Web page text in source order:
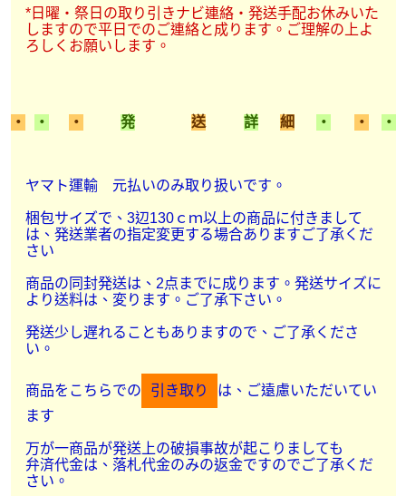
*日曜・祭日の取り引きナビ連絡・発送手配お休みいた
しますので平日でのご連絡と成ります。ご理解の上よ
ろしくお願いします。
・ ・ ・ 発 送 詳 細 ・ ・ ・
ヤマト運輸 元払いのみ取り扱いです。
梱包サイズで、3辺130ｃｍ以上の商品に付きまして
は、発送業者の指定変更する場合ありますご了承くだ
さい
商品の同封発送は、2点までに成ります。発送サイズに
より送料は、変ります。ご了承下さい。
発送少し遅れることもありますので、ご了承くださ
い。
商品をこちらでの 引き取り
は、ご遠慮いただいてい
ます
万が一商品が発送上の破損事故が起こりましても
弁済代金は、落札代金のみの返金ですのでご了承くだ
さい。